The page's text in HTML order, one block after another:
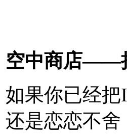
空中商店——
如果你已经
还是恋恋不